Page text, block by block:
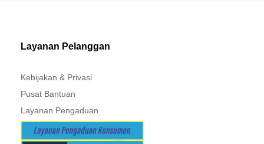
Layanan Pelanggan
Kebijakan & Privasi
Pusat Bantuan
Layanan Pengaduan